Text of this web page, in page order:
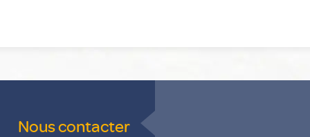
Nous contacter